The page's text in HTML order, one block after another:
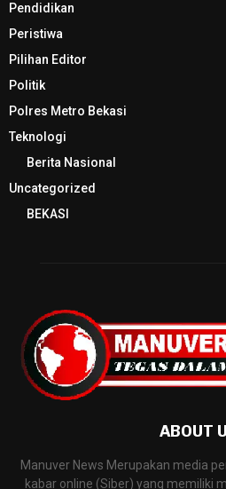
Pendidikan
Peristiwa
Pilihan Editor
Politik
Polres Metro Bekasi
Teknologi
Berita Nasional
Uncategorized
BEKASI
ABOUT
Manuver News Merupakan media
kabar online (Siber) yang memiliki